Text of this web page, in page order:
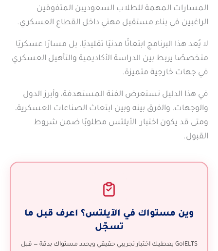
المسارات المهمة للطلاب السعوديين المتفوقين
الراغبين في بناء مستقبل مهني داخل القطاع العسكري.
لا يُعد هذا البرنامج ابتعاثًا مدنيًا تقليديًا، بل مسارًا عسكريًا
متخصصًا يربط بين الدراسة الأكاديمية والتأهيل العسكري
في جهات خارجية متميزة.
في هذا الدليل نستعرض الفئة المستهدفة، وأبرز الدول
والوجهات، والفرق بينه وبين ابتعاث الصناعات العسكرية،
ومتى قد يكون اختبار الأيلتس مطلوبًا ضمن شروط
القبول.
وين مستواك في الآيلتس؟ اعرف قبل ما
تسجّل
GoIELTS يعطيك اختبار تجريبي حقيقي ويحدد مستواك بدقة — قبل